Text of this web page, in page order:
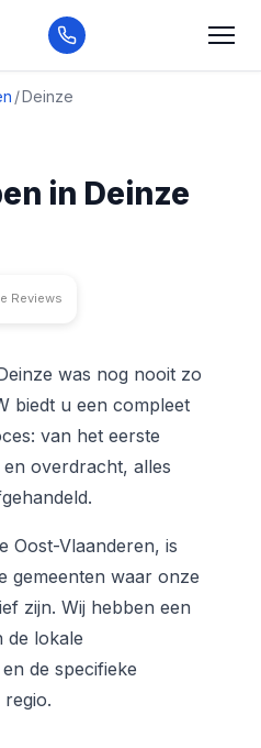
/Deinze
in Deinze
Reviews
was nog nooit zo
biedt u een compleet
van het eerste
overdracht, alles
Oost-Vlaanderen, is
gemeenten waar onze
zijn. Wij hebben een
de lokale
de specifieke